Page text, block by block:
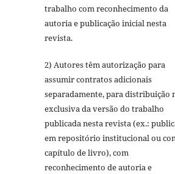
trabalho com reconhecimento da
autoria e publicação inicial nesta
revista.
2) Autores têm autorização para
assumir contratos adicionais
separadamente, para distribuição
exclusiva da versão do trabalho
publicada nesta revista (ex.:
em repositório institucional ou
capítulo de livro), com
reconhecimento de autoria e